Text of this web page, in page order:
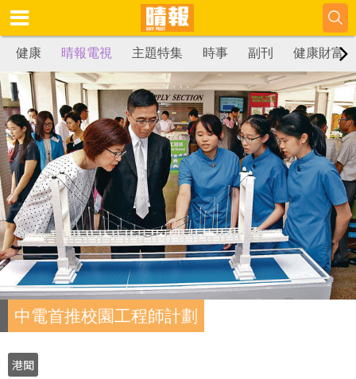
健康 晴報電視 主題特集 時事 副刊 健康財富
中電首推校園工程師計劃
港聞